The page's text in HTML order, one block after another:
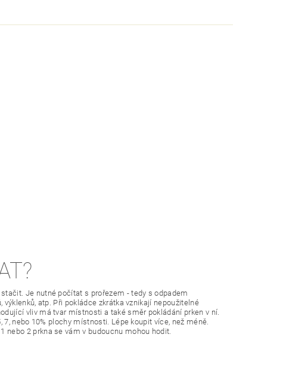
Je nutné počítat s prořezem - tedy s odpadem
atp. Při pokládce zkrátka vznikají nepoužitelné
vliv má tvar místnosti a také směr pokládání prken v ní.
nebo 10% plochy místnosti. Lépe koupit více, než méně.
nebo 2 prkna se vám v budoucnu mohou hodit.